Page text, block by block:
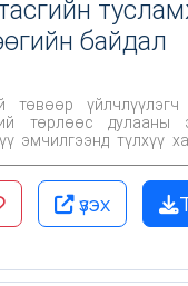
байдал
төвөөр үйлчлүүлэгч
төрлөөс дулааны
эмчилгээнд түлхүү
шаардлага байна.
үзэх